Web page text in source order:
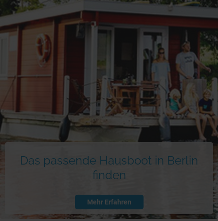
Das passende Hausboot in Berlin
finden
Mehr Erfahren